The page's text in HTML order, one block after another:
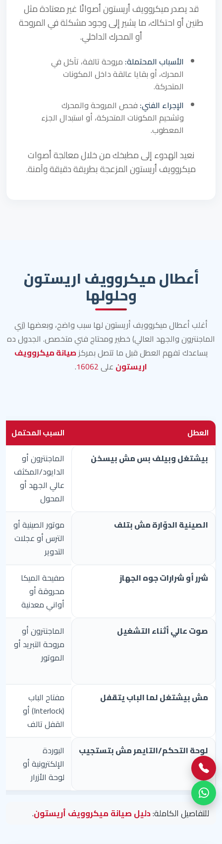
قد يصدر ميكروويف أريستون أصواتًا غير معتادة مثل
طنين أو احتكاك، ما يشير إلى وجود مشكلة في المروحة
أو المحرك الداخلي.
الأسباب المحتملة: مروحة تالفة، تآكل في
المحرك، أو بقايا عالقة داخل المكونات
المتحركة.
الإجراء الفني: فحص المروحة والمحرك
وتشحيم المكونات المتحركة، أو استبدال الجزء
المعطوب.
نعيد الهدوء إلى مطبخك من خلال معالجة أصوات
ميكروويف أريستون المزعجة بطريقة دقيقة وآمنة.
أعطال ميكروويف اريستون
وحلولها
أغلب أعطال ميكروويف أريستون لها سبب واضح، وبعضها (زي
الماجنترون والجهد العالي) خطير ومحتاج فني متخصص. الجدول ده
يساعدك تفهم العطل قبل ما تتصل بمركزصيانة ميكروويف
اريستون على16062
.
العطل السبب المحتمل
بيشتغل وبيلف بس مش بيسخن
الماجنترون أو
الدايود/المكثف
عالي الجهد أو
المحول
الصينية الدوّارة مش بتلف
موتور الصينية أو
الترس أو عجلات
التدوير
شرر أو شرارات جوه الجهاز
صفيحة الميكا
محروقة أو
أواني معدنية
صوت عالي أثناء التشغيل
الماجنترون أو
مروحة التبريد أو
الموتور
مش بيشتغل لما الباب يتقفل
مفتاح الباب
(Interlock) أو
القفل تالف
لوحة التحكم/التايمر مش بتستجيب
البوردة
الإلكترونية أو
لوحة الأزرار
للتفاصيل الكاملة:دليل صيانة ميكروويف أريستون.